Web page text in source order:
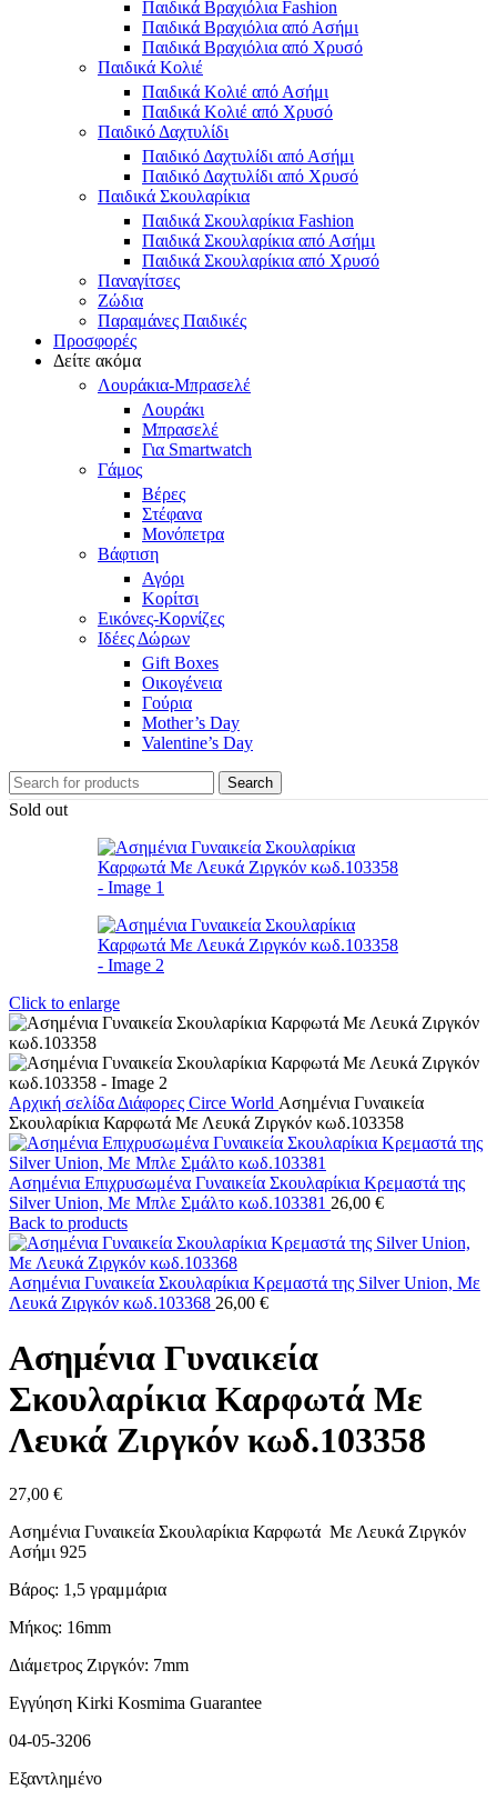
Παιδικά Βραχιόλια Fashion
Παιδικά Βραχιόλια από Ασήμι
Παιδικά Βραχιόλια από Χρυσό
Παιδικά Κολιέ
Παιδικά Κολιέ από Ασήμι
Παιδικά Κολιέ από Χρυσό
Παιδικό Δαχτυλίδι
Παιδικό Δαχτυλίδι από Ασήμι
Παιδικό Δαχτυλίδι από Χρυσό
Παιδικά Σκουλαρίκια
Παιδικά Σκουλαρίκια Fashion
Παιδικά Σκουλαρίκια από Ασήμι
Παιδικά Σκουλαρίκια από Χρυσό
Παναγίτσες
Ζώδια
Παραμάνες Παιδικές
Προσφορές
Δείτε ακόμα
Λουράκια-Μπρασελέ
Λουράκι
Μπρασελέ
Για Smartwatch
Γάμος
Βέρες
Στέφανα
Μονόπετρα
Βάφτιση
Αγόρι
Κορίτσι
Εικόνες-Κορνίζες
Ιδέες Δώρων
Gift Boxes
Οικογένεια
Γούρια
Mother’s Day
Valentine’s Day
Search
Sold out
Click to enlarge
Αρχική σελίδα Διάφορες Circe World Ασημένια Γυναικεία
Σκουλαρίκια Καρφωτά Με Λευκά Ζιργκόν κωδ.103358
Ασημένια Επιχρυσωμένα Γυναικεία Σκουλαρίκια Κρεμαστά της
Silver Union, Με Μπλε Σμάλτο κωδ.103381 26,00 €
Back to products
Ασημένια Γυναικεία Σκουλαρίκια Κρεμαστά της Silver Union, Με
Λευκά Ζιργκόν κωδ.103368 26,00 €
Ασημένια Γυναικεία
Σκουλαρίκια Καρφωτά Με
Λευκά Ζιργκόν κωδ.103358
27,00 €
Ασημένια Γυναικεία Σκουλαρίκια Καρφωτά Με Λευκά Ζιργκόν
Ασήμι 925
Βάρος: 1,5 γραμμάρια
Μήκος: 16mm
Διάμετρος Ζιργκόν: 7mm
Εγγύηση Kirki Kosmima Guarantee
04-05-3206
Εξαντλημένο